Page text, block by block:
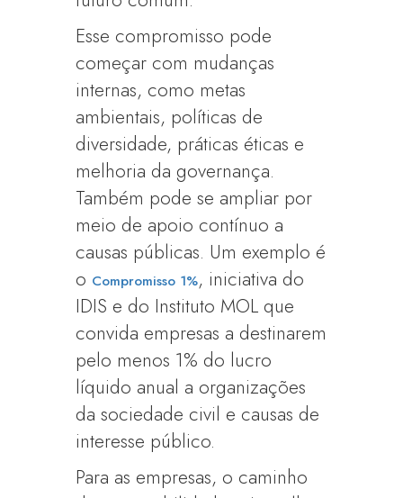
Esse compromisso pode
começar com mudanças
internas, como metas
ambientais, políticas de
diversidade, práticas éticas e
melhoria da governança.
Também pode se ampliar por
meio de apoio contínuo a
causas públicas. Um exemplo é
o Compromisso 1%, iniciativa do
IDIS e do Instituto MOL que
convida empresas a destinarem
pelo menos 1% do lucro
líquido anual a organizações
da sociedade civil e causas de
interesse público.
Para as empresas, o caminho